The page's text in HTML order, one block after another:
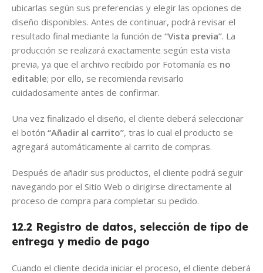
ubicarlas según sus preferencias y elegir las opciones de
diseño disponibles. Antes de continuar, podrá revisar el
resultado final mediante la función de “Vista previa”. La
producción se realizará exactamente según esta vista
previa, ya que el archivo recibido por Fotomanía es no
editable; por ello, se recomienda revisarlo
cuidadosamente antes de confirmar.
Una vez finalizado el diseño, el cliente deberá seleccionar
el botón “Añadir al carrito”, tras lo cual el producto se
agregará automáticamente al carrito de compras.
Después de añadir sus productos, el cliente podrá seguir
navegando por el Sitio Web o dirigirse directamente al
proceso de compra para completar su pedido.
12.2 Registro de datos, selección de tipo de
entrega y medio de pago
Cuando el cliente decida iniciar el proceso, el cliente deberá